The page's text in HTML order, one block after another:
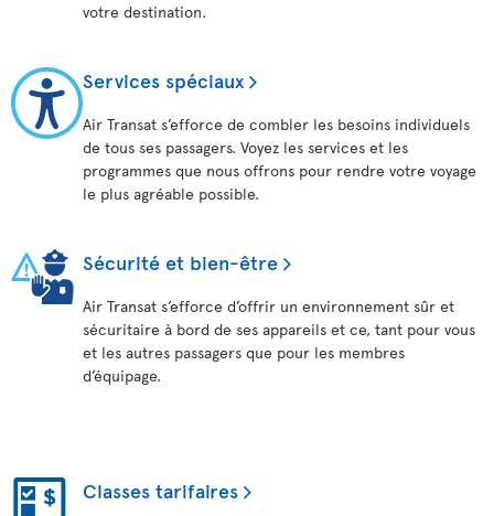
votre destination.
Services spéciaux
Air Transat s’efforce de combler les besoins individuels
de tous ses passagers. Voyez les services et les
programmes que nous offrons pour rendre votre voyage
le plus agréable possible.
Sécurité et bien-être
Air Transat s’efforce d’offrir un environnement sûr et
sécuritaire à bord de ses appareils et ce, tant pour vous
et les autres passagers que pour les membres
d’équipage.
Classes tarifaires